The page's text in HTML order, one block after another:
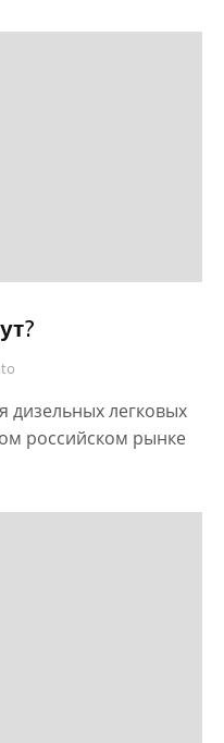
дизельных легковых
российском рынке